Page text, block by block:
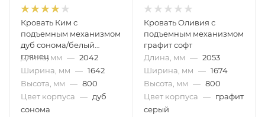
Кровать Ким с
подъемным механизмом
дуб сонома/белый
глянец
Длина, мм — 2042
Ширина, мм — 1642
Высота, мм — 800
Цвет корпуса — дуб
сонома
Кровать Оливия с
подъемным механизмом
графит софт
Длина, мм — 2053
Ширина, мм — 1674
Высота, мм — 800
Цвет корпуса — графит
серый